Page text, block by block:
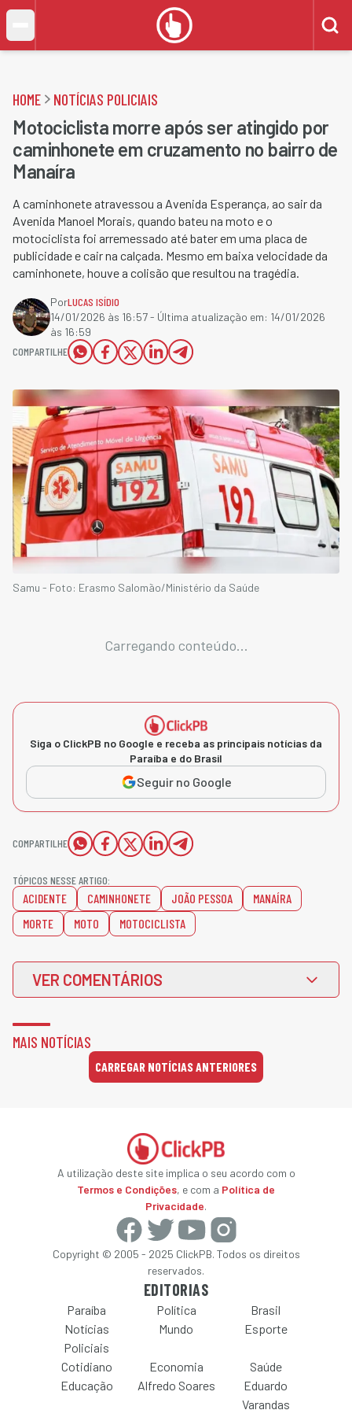
HOME NOTÍCIAS POLICIAIS
Motociclista morre após ser atingido por
caminhonete em cruzamento no bairro de
Manaíra
A caminhonete atravessou a Avenida Esperança, ao sair da
Avenida Manoel Morais, quando bateu na moto e o
motociclista foi arremessado até bater em uma placa de
publicidade e cair na calçada. Mesmo em baixa velocidade da
caminhonete, houve a colisão que resultou na tragédia.
PorLUCAS ISÍDIO
14/01/2026 às 16:57- Última atualização em: 14/01/2026
às 16:59
COMPARTILHE
Samu - Foto: Erasmo Salomão/Ministério da Saúde
Carregando conteúdo...
Siga o ClickPB no Google e receba as principais notícias da
Paraíba e do Brasil
Seguir no Google
COMPARTILHE
TÓPICOS NESSE ARTIGO:
ACIDENTE CAMINHONETE JOÃO PESSOA
MANAÍRA
MORTE
MOTO MOTOCICLISTA
VER COMENTÁRIOS
MAIS NOTÍCIAS
CARREGAR NOTÍCIAS ANTERIORES
A utilização deste site implica o seu acordo com o
Termos e Condições, e com a Política de
Privacidade.
Copyright © 2005 - 2025 ClickPB. Todos os direitos
reservados.
EDITORIAS
Paraíba Política
Brasil
Notícias
Policiais
Mundo Esporte
Cotidiano Economia
Saúde
Educação
Alfredo Soares
Eduardo
Varandas